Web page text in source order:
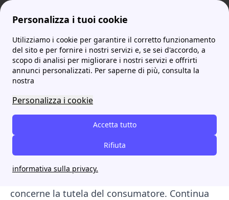
Personalizza i tuoi cookie
Utilizziamo i cookie per garantire il corretto funzionamento
del sito e per fornire i nostri servizi e, se sei d'accordo, a
scopo di analisi per migliorare i nostri servizi e offrirti
annunci personalizzati. Per saperne di più, consulta la
nostra
Personalizza i cookie
Accetta tutto
Rifiuta
informativa sulla privacy.
ProntoBolletta Autorità energia: chi sono e cosa fanno ARERA: cos'è e cosa fa l'autorità di regolazione per energia, reti e ambiente
ARERA: cos'è e cosa fa
l'autorità di regolazione
per energia, reti e
Nel mercato di luce e gas,
ruolo molto importante. In questo articolo
concerne la tutela del consumatore. Continua